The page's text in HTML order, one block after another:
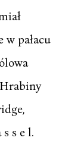
w pałacu
s e l.